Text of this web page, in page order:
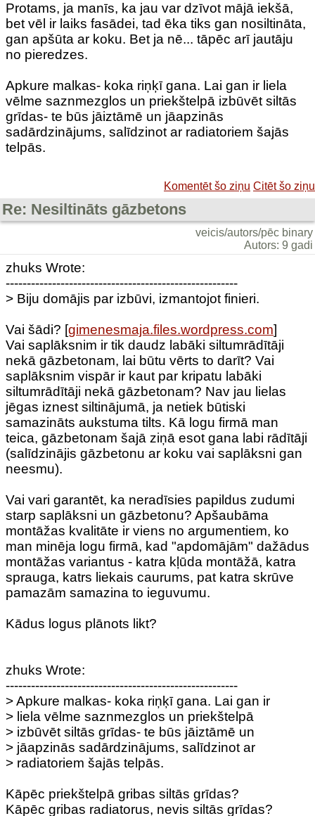
Protams, ja manīs, ka jau var dzīvot mājā iekšā,
bet vēl ir laiks fasādei, tad ēka tiks gan nosiltināta,
gan apšūta ar koku. Bet ja nē... tāpēc arī jautāju
no pieredzes.
Apkure malkas- koka riņķī gana. Lai gan ir liela
vēlme saznmezglos un priekštelpā izbūvēt siltās
grīdas- te būs jāiztāmē un jāapzinās
sadārdzinājums, salīdzinot ar radiatoriem šajās
telpās.
Komentēt šo ziņu Citēt šo ziņu
Re: Nesiltināts gāzbetons
veicis/autors/pēc binary
Autors: 9 gadi
zhuks Wrote:
-------------------------------------------------------
> Biju domājis par izbūvi, izmantojot finieri.
Vai šādi? [gimenesmaja.files.wordpress.com]
Vai saplāksnim ir tik daudz labāki siltumrādītāji
nekā gāzbetonam, lai būtu vērts to darīt? Vai
saplāksnim vispār ir kaut par kripatu labāki
siltumrādītāji nekā gāzbetonam? Nav jau lielas
jēgas iznest siltinājumā, ja netiek būtiski
samazināts aukstuma tilts. Kā logu firmā man
teica, gāzbetonam šajā ziņā esot gana labi rādītāji
(salīdzinājis gāzbetonu ar koku vai saplāksni gan
neesmu).
Vai vari garantēt, ka neradīsies papildus zudumi
starp saplāksni un gāzbetonu? Apšaubāma
montāžas kvalitāte ir viens no argumentiem, ko
man minēja logu firmā, kad "apdomājām" dažādus
montāžas variantus - katra kļūda montāžā, katra
sprauga, katrs liekais caurums, pat katra skrūve
pamazām samazina to ieguvumu.
Kādus logus plānots likt?
zhuks Wrote:
-------------------------------------------------------
> Apkure malkas- koka riņķī gana. Lai gan ir
> liela vēlme saznmezglos un priekštelpā
> izbūvēt siltās grīdas- te būs jāiztāmē un
> jāapzinās sadārdzinājums, salīdzinot ar
> radiatoriem šajās telpās.
Kāpēc priekštelpā gribas siltās grīdas?
Kāpēc gribas radiatorus, nevis siltās grīdas?